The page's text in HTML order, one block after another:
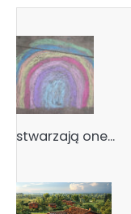
stwarzają one…